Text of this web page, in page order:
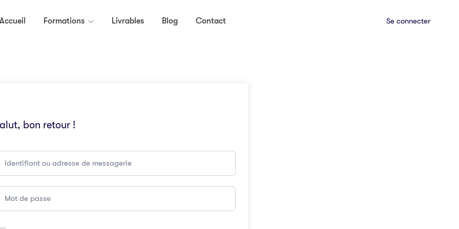
Formations Livrables Blog Contact Se connecter
bon retour !